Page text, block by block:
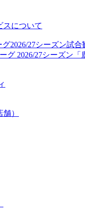
スについて
2026/27シーズン試合
グ 2026/27シーズン「
）